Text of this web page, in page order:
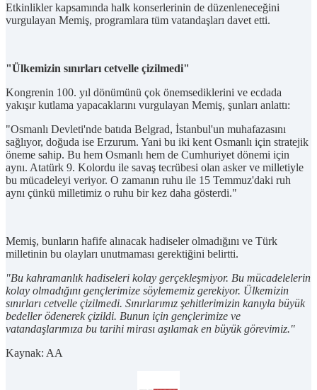
Etkinlikler kapsamında halk konserlerinin de düzenleneceğini
vurgulayan Memiş, programlara tüm vatandaşları davet etti.
"Ülkemizin sınırları cetvelle çizilmedi"
Kongrenin 100. yıl dönümünü çok önemsediklerini ve ecdada
yakışır kutlama yapacaklarını vurgulayan Memiş, şunları anlattı:
"Osmanlı Devleti'nde batıda Belgrad, İstanbul'un muhafazasını
sağlıyor, doğuda ise Erzurum. Yani bu iki kent Osmanlı için stratejik
öneme sahip. Bu hem Osmanlı hem de Cumhuriyet dönemi için
aynı. Atatürk 9. Kolordu ile savaş tecrübesi olan asker ve milletiyle
bu mücadeleyi veriyor. O zamanın ruhu ile 15 Temmuz'daki ruh
aynı çünkü milletimiz o ruhu bir kez daha gösterdi."
Memiş, bunların hafife alınacak hadiseler olmadığını ve Türk
milletinin bu olayları unutmaması gerektiğini belirtti.
"Bu kahramanlık hadiseleri kolay gerçekleşmiyor. Bu mücadelelerin
kolay olmadığını gençlerimize söylememiz gerekiyor. Ülkemizin
sınırları cetvelle çizilmedi. Sınırlarımız şehitlerimizin kanıyla büyük
bedeller ödenerek çizildi. Bunun için gençlerimize ve
vatandaşlarımıza bu tarihi mirası aşılamak en büyük görevimiz."
Kaynak: AA